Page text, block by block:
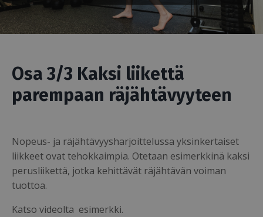
Osa 3/3 Kaksi liikettä
parempaan räjähtävyyteen
Nopeus- ja räjähtävyysharjoittelussa yksinkertaiset
liikkeet ovat tehokkaimpia. Otetaan esimerkkinä kaksi
perusliikettä, jotka kehittävät räjähtävän voiman
tuottoa.
Katso videolta esimerkki.